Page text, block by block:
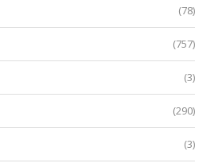
(78)
(757)
(3)
(290)
(3)